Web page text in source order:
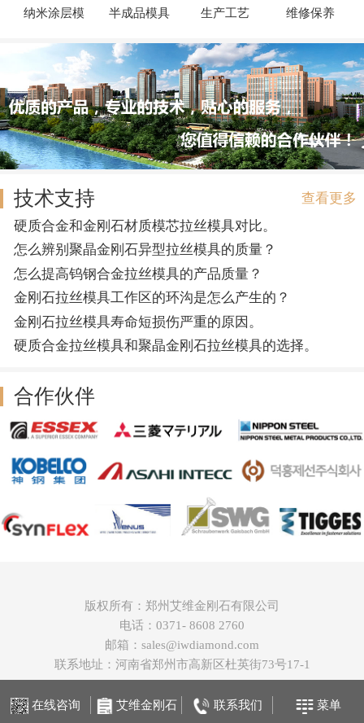
纳米涂层模 半成品模具 生产工艺 维修保养
技术支持
查看更多
硬质合金和金刚石材质模芯拉丝模具对比。
怎么辨别聚晶金刚石异型拉丝模具的质量？
怎么提高钨钢合金拉丝模具的产品质量？
金刚石拉丝模具工作区的环沟是怎么产生的？
金刚石拉丝模具寿命短损伤严重的原因。
硬质合金拉丝模具和聚晶金刚石拉丝模具的选择。
合作伙伴
版权所有：郑州艾维金刚石有限公司
电话：0371- 8608 2760
邮箱：sales@iwdiamond.com
联系地址：河南省郑州市高新区杜英街73号17-1
在线咨询 艾维金刚石 联系我们 菜单